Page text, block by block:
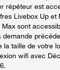
répéteur est
Livebox Up et
sont
demande
la taille de votre
wifi avec